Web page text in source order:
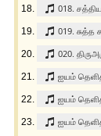
018.
019.
020.
ஐயம்
ஐயம்
ஐயம்